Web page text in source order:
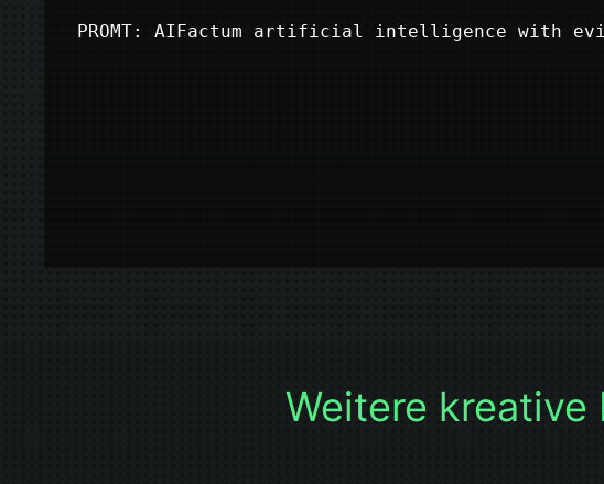
PROMT: AIFactum artificial intelligence with
Weitere kreative